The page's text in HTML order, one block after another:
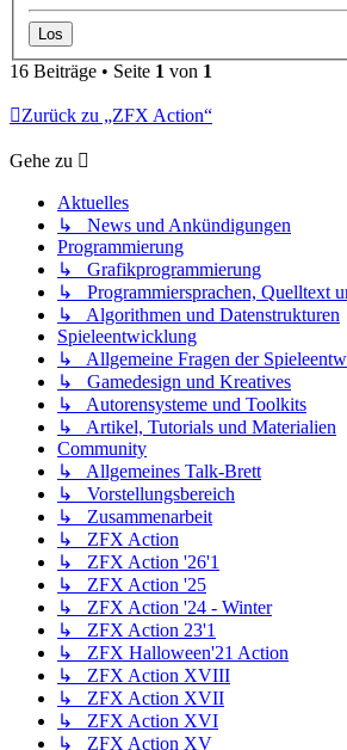
16 Beiträge • Seite 1 von 1
Zurück zu „ZFX Action“
Gehe zu
Aktuelles
↳ News und Ankündigungen
Programmierung
↳ Grafikprogrammierung
↳ Programmiersprachen, Quelltext
↳ Algorithmen und Datenstrukturen
Spieleentwicklung
↳ Allgemeine Fragen der
↳ Gamedesign und Kreatives
↳ Autorensysteme und Toolkits
↳ Artikel, Tutorials und Materialien
Community
↳ Allgemeines Talk-Brett
↳ Vorstellungsbereich
↳ Zusammenarbeit
↳ ZFX Action
↳ ZFX Action '26'1
↳ ZFX Action '25
↳ ZFX Action '24 - Winter
↳ ZFX Action 23'1
↳ ZFX Halloween'21 Action
↳ ZFX Action XVIII
↳ ZFX Action XVII
↳ ZFX Action XVI
↳ ZFX Action XV